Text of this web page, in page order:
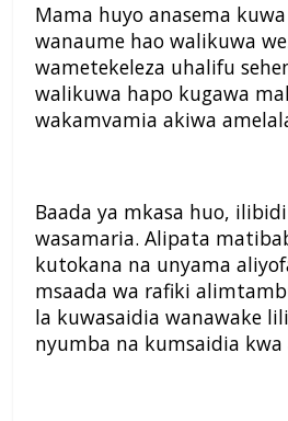
Mama huyo anasema
wanaume hao walikuwa
wametekeleza uhalifu
walikuwa hapo kugawa
wakamvamia akiwa
Baada ya mkasa huo,
wasamaria. Alipata
kutokana na unyama
msaada wa rafiki
la kuwasaidia wanawake
nyumba na kumsaidia kwa